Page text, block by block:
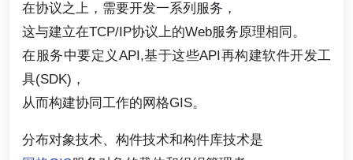
在协议之上，需要开发一系列服务，
这与建立在TCP/IP协议上的Web服务原理相同。
在服务中要定义API,基于这些API再构建软件开发工
具(SDK)，
从而构建协同工作的网格GIS。
分布对象技术、构件技术和构件库技术是